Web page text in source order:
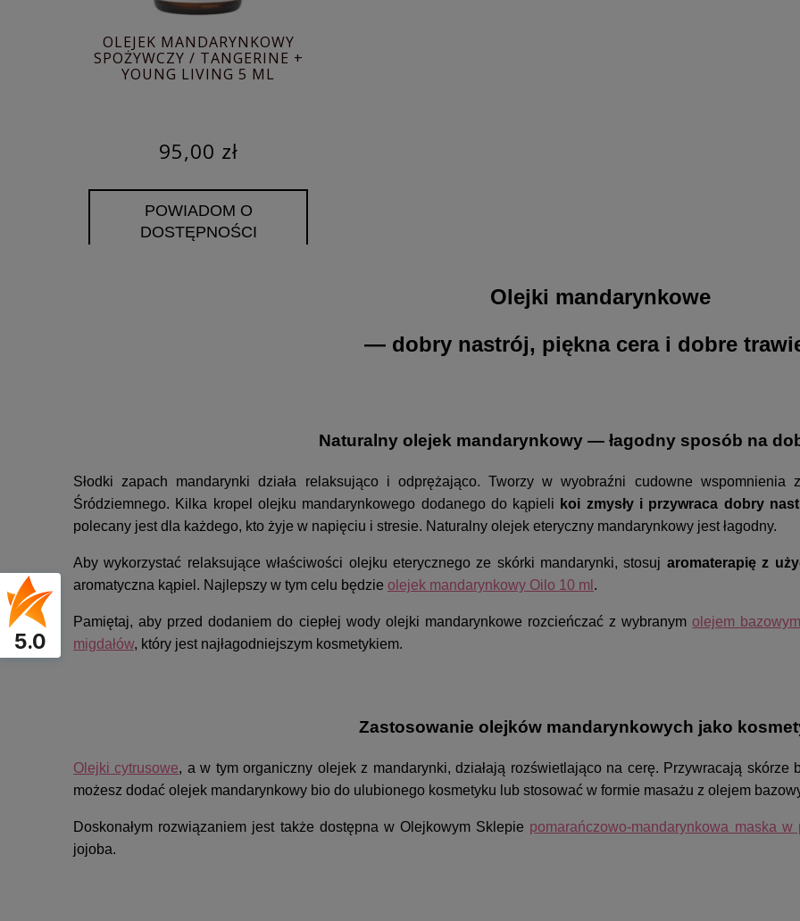
OLEJEK MANDARYNKOWY
SPOŻYWCZY / TANGERINE +
YOUNG LIVING 5 ML
95,00 zł
POWIADOM O
DOSTĘPNOŚCI
Olejki mandarynkowe
— dobry nastrój, piękna cera i dobre
Naturalny olejek mandarynkowy — łagodny sposób na
Słodki zapach mandarynki działa relaksująco i odprężająco. Tworzy w wyobraźni cudowne
Śródziemnego. Kilka kropel olejku mandarynkowego dodanego do kąpieli koi zmysły i przywraca dobry
polecany jest dla każdego, kto żyje w napięciu i stresie. Naturalny olejek eteryczny mandarynkowy jest łagodny.
Aby wykorzystać relaksujące właściwości olejku eterycznego ze skórki mandarynki, stosuj aromaterapię z
aromatyczna kąpiel. Najlepszy w tym celu będzie olejek mandarynkowy Oilo 10 ml .
Pamiętaj, aby przed dodaniem do ciepłej wody olejki mandarynkowe rozcieńczać z wybranymolejem
migdałów, który jest najłagodniejszym kosmetykiem.
Zastosowanie olejków mandarynkowych jako
Olejki cytrusowe, a w tym organiczny olejek z mandarynki, działają rozświetlająco na cerę. Przywracają skórze
możesz dodać olejek mandarynkowy bio do ulubionego kosmetyku lub stosować w formie masażu z olejem
Doskonałym rozwiązaniem jest także dostępna w Olejkowym Sklepie pomarańczowo-mandarynkowa maska w
jojoba.
5.0